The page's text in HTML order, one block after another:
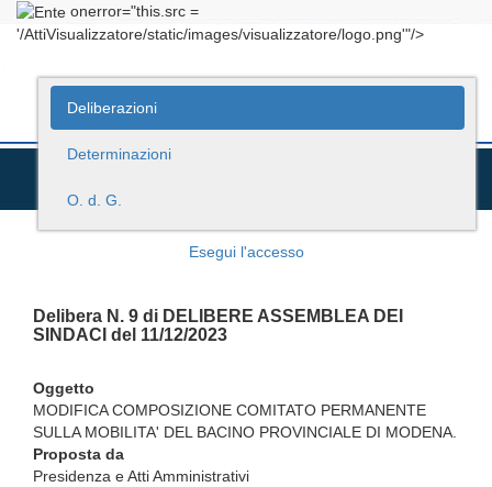
onerror="this.src =
'/AttiVisualizzatore/static/images/visualizzatore/logo.png'"/>
Deliberazioni
Determinazioni
O. d. G.
Esegui l'accesso
Delibera N. 9 di DELIBERE ASSEMBLEA DEI
SINDACI del 11/12/2023
Oggetto
MODIFICA COMPOSIZIONE COMITATO PERMANENTE
SULLA MOBILITA' DEL BACINO PROVINCIALE DI MODENA.
Proposta da
Presidenza e Atti Amministrativi